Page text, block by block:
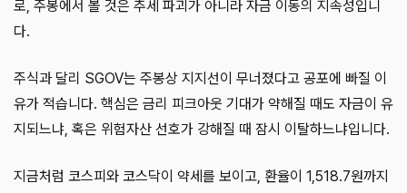
로, 주봉에서 볼 것은 추세 파괴가 아니라 자금 이동의 지속성입니
다.
주식과 달리 SGOV는 주봉상 지지선이 무너졌다고 공포에 빠질 이
유가 적습니다. 핵심은 금리 피크아웃 기대가 약해질 때도 자금이 유
지되느냐, 혹은 위험자산 선호가 강해질 때 잠시 이탈하느냐입니다.
지금처럼 코스피와 코스닥이 약세를 보이고, 환율이 1,518.7원까지